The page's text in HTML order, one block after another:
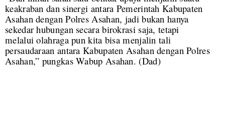
keakraban dan sinergi antara Pemerintah Kabupaten
Asahan dengan Polres Asahan, jadi bukan hanya
sekedar hubungan secara birokrasi saja, tetapi
melalui olahraga pun kita bisa menjalin tali
persaudaraan antara Kabupaten Asahan dengan Polres
Asahan,” pungkas Wabup Asahan. (Dad)